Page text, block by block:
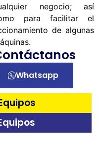
negocio; así
para facilitar el
de algunas
Whatsapp